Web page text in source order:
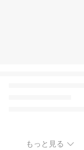
もっと見る